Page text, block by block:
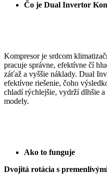
Čo je Dual Invertor
Kompresor je srdcom
pracuje správne, efektívne čí
záťaž a vyššie náklady. Dual
efektívne riešenie, čoho
chladí rýchlejšie, vydrží dlhšie
modely.
Ako to funguje
Dvojitá rotácia s